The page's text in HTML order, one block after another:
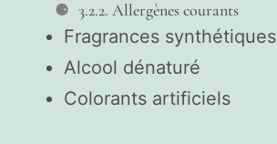
3.2.2. Allergènes courants
Fragrances synthétiques
Alcool dénaturé
Colorants artificiels